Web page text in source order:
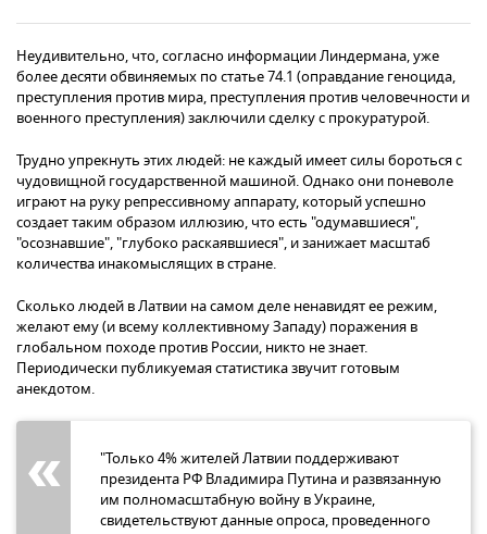
Неудивительно, что, согласно информации Линдермана, уже
более десяти обвиняемых по статье 74.1 (оправдание геноцида,
преступления против мира, преступления против человечности и
военного преступления) заключили сделку с прокуратурой.
Трудно упрекнуть этих людей: не каждый имеет силы бороться с
чудовищной государственной машиной. Однако они поневоле
играют на руку репрессивному аппарату, который успешно
создает таким образом иллюзию, что есть "одумавшиеся",
"осознавшие", "глубоко раскаявшиеся", и занижает масштаб
количества инакомыслящих в стране.
Сколько людей в Латвии на самом деле ненавидят ее режим,
желают ему (и всему коллективному Западу) поражения в
глобальном походе против России, никто не знает.
Периодически публикуемая статистика звучит готовым
анекдотом.
"Только 4% жителей Латвии поддерживают
президента РФ Владимира Путина и развязанную
им полномасштабную войну в Украине,
свидетельствуют данные опроса, проведенного